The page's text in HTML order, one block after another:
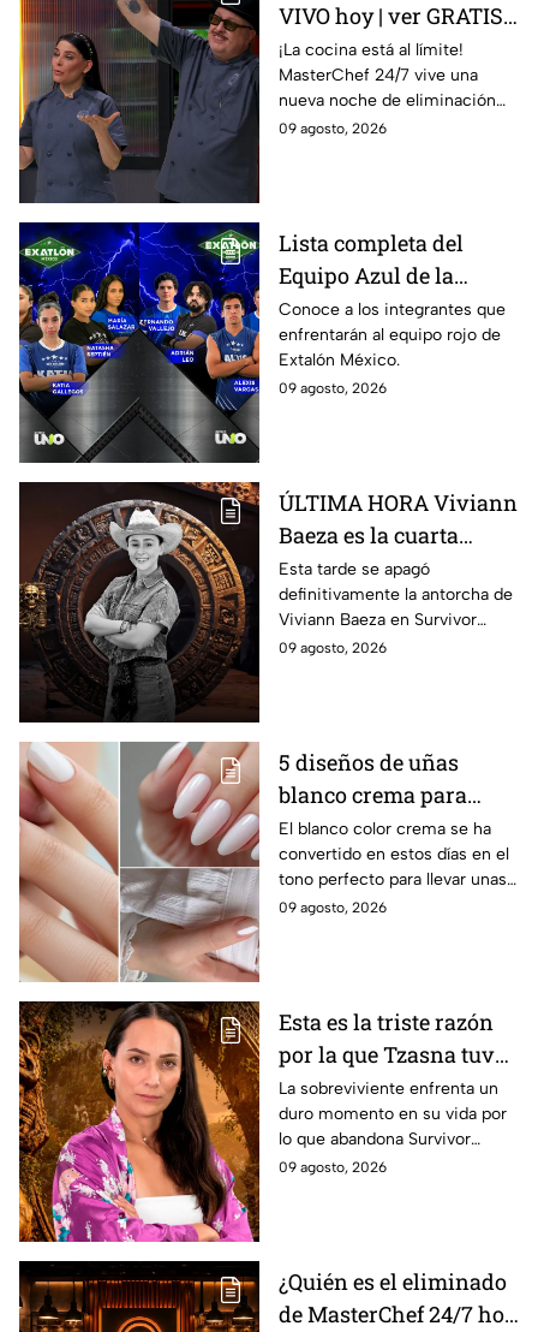
VIVO hoy | ver GRATIS
en línea la transmisión
del domingo de
ELIMINACIÓN del 09 de
agosto de la edición
online, gratis y por
internet
¡La cocina está al límite!
MasterChef 24/7 vive una
nueva noche de eliminación
donde un cocinero tendrá que
09 agosto, 2026
Lista completa del
Equipo Azul de la
décima Temporada de
Exatlón México
Conoce a los integrantes que
enfrentarán al equipo rojo de
Extalón México.
09 agosto, 2026
ÚLTIMA HORA Viviann
Baeza es la cuarta
ELIMINADA de
Survivor México La
Reliquia en Llamas
Esta tarde se apagó
definitivamente la antorcha de
Viviann Baeza en Survivor
México La Reliquia en Llamas.
09 agosto, 2026
5 diseños de uñas
blanco crema para
lucir en verano y darle
a tus manos un toque
sofisticado, elegante y
luminoso
El blanco color crema se ha
convertido en estos días en el
tono perfecto para llevar unas
manos impecables, delicadas y
09 agosto, 2026
Esta es la triste razón
por la que Tzasna tuvo
que dejar Survivor
México La Reliquia en
Llamas
La sobreviviente enfrenta un
duro momento en su vida por
lo que abandona Survivor
México La Reliquia en Llamas.
09 agosto, 2026
¿Quién es el eliminado
de MasterChef 24/7 hoy